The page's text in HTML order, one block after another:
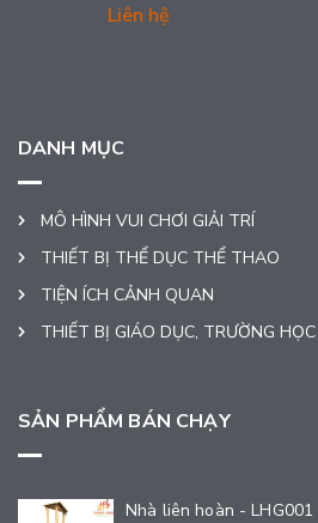
Liên hệ
DANH MỤC
MÔ HÌNH VUI CHƠI GIẢI TRÍ
THIẾT BỊ THỂ DỤC THỂ THAO
TIỆN ÍCH CẢNH QUAN
THIẾT BỊ GIÁO DỤC, TRƯỜNG HỌC
SẢN PHẨM BÁN CHẠY
Nhà liên hoàn - LHG001